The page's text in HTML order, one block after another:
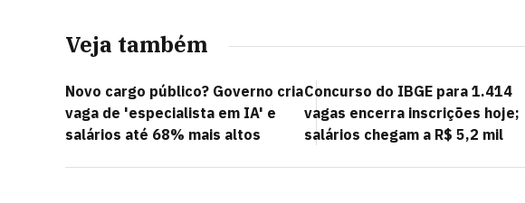
Veja também
Novo cargo público? Governo cria
vaga de 'especialista em IA' e
salários até 68% mais altos
Concurso do IBGE para 1.414
vagas encerra inscrições hoje;
salários chegam a R$ 5,2 mil